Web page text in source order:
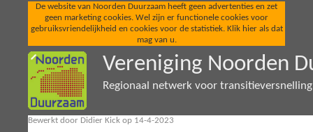
De website van Noorden Duurzaam heeft geen advertenties en zet
geen marketing cookies. Wel zijn er functionele cookies voor
gebruiksvriendelijkheid en cookies voor de statistiek. Klik hier als dat
mag van u.
Vereniging Noorden
Regionaal netwerk voor
Bewerkt door Didier Kick op 14-4-2023